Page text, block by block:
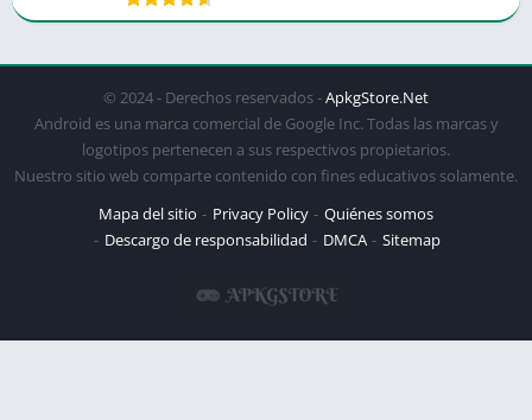
© 2024 - Derechos reservados -ApkgStore.Net
Android es una marca comercial de Google Inc. Todas las marcas y
logotipos pertenecen a sus respectivos propietarios.
Nuestro sitio web comparte contenido con fines educativos solamente.
Mapa del sitio
Privacy Policy
Quiénes somos
Descargo de responsabilidad
DMCA Sitemap